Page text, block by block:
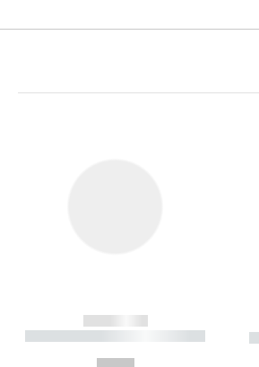
------------
----------- ----------- ----------